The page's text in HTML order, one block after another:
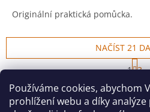
Používáme cookies, abychom
prohlížení webu a díky
Originální praktická pomůcka.
v
l
NAČÍST 21
S
t
r
á
n
1 3
58položek